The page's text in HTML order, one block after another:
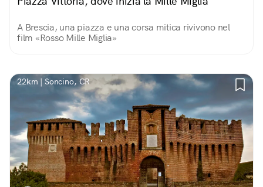
A Brescia, una piazza e una corsa mitica rivivono nel
film «Rosso Mille Miglia»
22km | Soncino, CR